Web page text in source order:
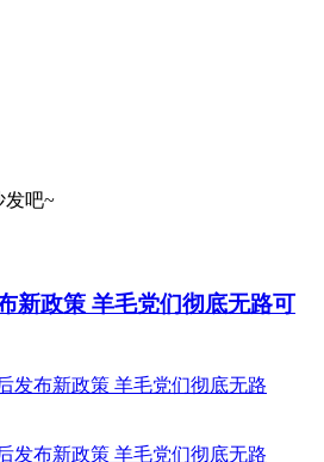
发吧~
新政策 羊毛党们彻底无路可